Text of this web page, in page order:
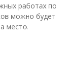
работах по
можно будет
место.